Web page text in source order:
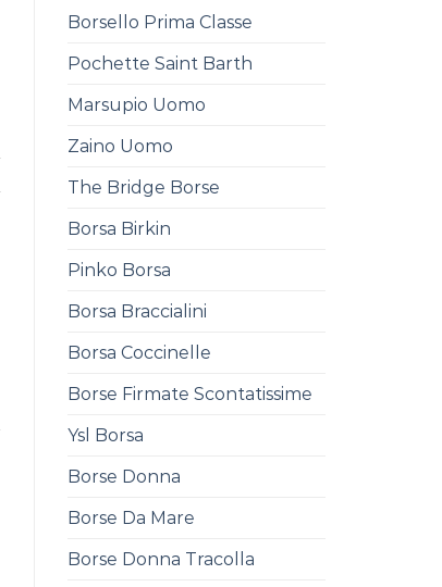
Borsello Prima Classe
Pochette Saint Barth
Marsupio Uomo
Zaino Uomo
The Bridge Borse
Borsa Birkin
Pinko Borsa
Borsa Braccialini
Borsa Coccinelle
Borse Firmate Scontatissime
Ysl Borsa
Borse Donna
Borse Da Mare
Borse Donna Tracolla